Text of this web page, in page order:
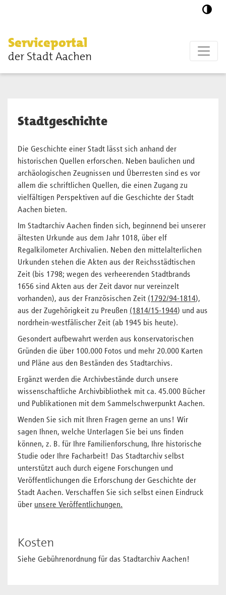
Serviceportal
der Stadt Aachen
Stadtgeschichte
Die Geschichte einer Stadt lässt sich anhand der
historischen Quellen erforschen. Neben baulichen und
archäologischen Zeugnissen und Überresten sind es vor
allem die schriftlichen Quellen, die einen Zugang zu
vielfältigen Perspektiven auf die Geschichte der Stadt
Aachen bieten.
Im Stadtarchiv Aachen finden sich, beginnend bei unserer
ältesten Urkunde aus dem Jahr 1018, über elf
Regalkilometer Archivalien. Neben den mittelalterlichen
Urkunden stehen die Akten aus der Reichsstädtischen
Zeit (bis 1798; wegen des verheerenden Stadtbrands
1656 sind Akten aus der Zeit davor nur vereinzelt
vorhanden), aus der Französischen Zeit (1792/94-1814),
aus der Zugehörigkeit zu Preußen (1814/15-1944) und aus
nordrhein-westfälischer Zeit (ab 1945 bis heute).
Gesondert aufbewahrt werden aus konservatorischen
Gründen die über 100.000 Fotos und mehr 20.000 Karten
und Pläne aus den Beständen des Stadtarchivs.
Ergänzt werden die Archivbestände durch unsere
wissenschaftliche Archivbibliothek mit ca. 45.000 Bücher
und Publikationen mit dem Sammelschwerpunkt Aachen.
Wenden Sie sich mit Ihren Fragen gerne an uns! Wir
sagen Ihnen, welche Unterlagen Sie bei uns finden
können, z. B. für Ihre Familienforschung, Ihre historische
Studie oder Ihre Facharbeit! Das Stadtarchiv selbst
unterstützt auch durch eigene Forschungen und
Veröffentlichungen die Erforschung der Geschichte der
Stadt Aachen. Verschaffen Sie sich selbst einen Eindruck
über unsere Veröffentlichungen.
Kosten
Siehe Gebührenordnung für das Stadtarchiv Aachen!